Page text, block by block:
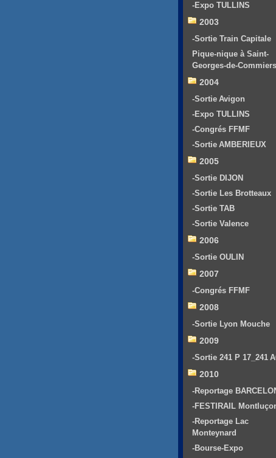
-Expo TULLINS
2003
-Sortie Train Capitale
Pique-nique à Saint-
Georges-de-Commiers
2004
-Sortie Avigon
-Expo TULLINS
-Congrés FFMF
-Sortie AMBERIEUX
2005
-Sortie DIJON
-Sortie Les Brotteaux
-Sortie TAB
-Sortie Valence
2006
-Sortie OULIN
2007
-Congrés FFMF
2008
-Sortie Lyon Mouche
2009
-Sortie 241 P 17_241
2010
-Reportage
-FESTIRAIL
-Reportage Lac
Monteynard
-Bourse-Expo